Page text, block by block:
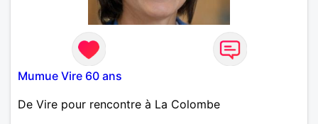
Mumue Vire 60 ans
De Vire pour rencontre à La Colombe